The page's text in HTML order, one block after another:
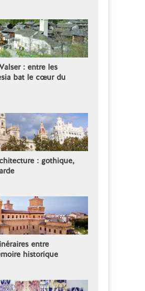
: entre les
bat le cœur du
: gothique,
entre
historique